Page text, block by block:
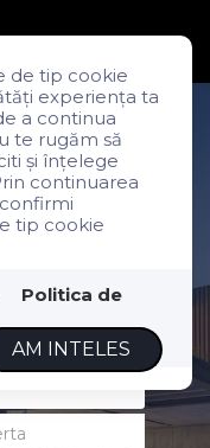
de tip cookie
experiența ta
a continua
te rugăm să
și înțelege
continuarea
tip cookie
Politica de
AM INTELES
relatii!